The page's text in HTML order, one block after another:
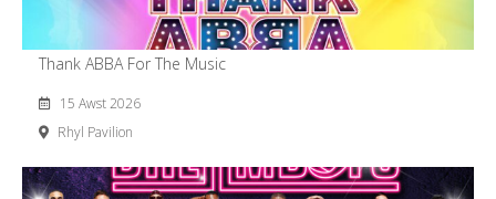
Thank ABBA For The Music
15 Awst 2026
Rhyl Pavilion